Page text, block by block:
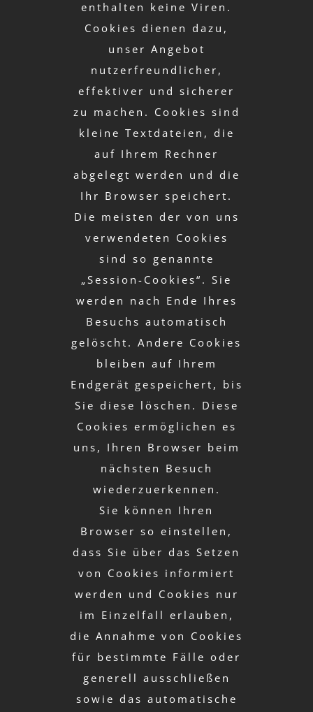
enthalten keine Viren.
Cookies dienen dazu,
unser Angebot
nutzerfreundlicher,
effektiver und sicherer
zu machen. Cookies sind
kleine Textdateien, die
auf Ihrem Rechner
abgelegt werden und die
Ihr Browser speichert.
Die meisten der von uns
verwendeten Cookies
sind so genannte
„Session-Cookies“. Sie
werden nach Ende Ihres
Besuchs automatisch
gelöscht. Andere Cookies
bleiben auf Ihrem
Endgerät gespeichert, bis
Sie diese löschen. Diese
Cookies ermöglichen es
uns, Ihren Browser beim
nächsten Besuch
wiederzuerkennen.
Sie können Ihren
Browser so einstellen,
dass Sie über das Setzen
von Cookies informiert
werden und Cookies nur
im Einzelfall erlauben,
die Annahme von Cookies
für bestimmte Fälle oder
generell ausschließen
sowie das automatische